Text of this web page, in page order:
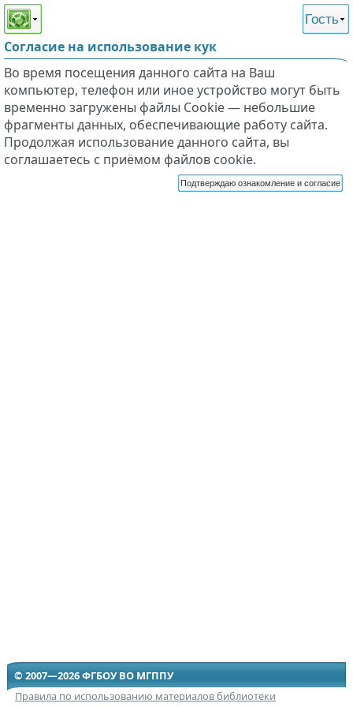
Этот сайт поддерживает
слабовидящих
Гость
Согласие на использование кук
Во время посещения данного сайта на Ваш
компьютер, телефон или иное устройство могут быть
временно загружены файлы Cookie — небольшие
фрагменты данных, обеспечивающие работу сайта.
Продолжая использование данного сайта, вы
соглашаетесь с приёмом файлов cookie.
Подтверждаю ознакомление и согласие
© 2007—2026 ФГБОУ ВО МГППУ
Правила по использованию материалов библиотеки